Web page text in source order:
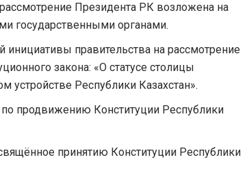
Президента РК возложена на
государственными органами.
инициативы правительства на рассмотрение
закона: «О статусе столицы
устройстве Республики Казахстан».
по продвижению Конституции Республики
принятию Конституции Республики